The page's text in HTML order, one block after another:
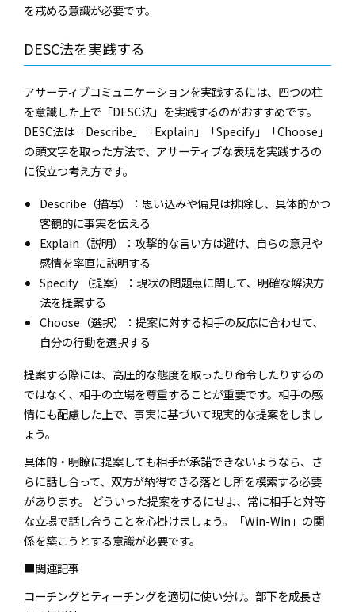
を戒める意識が必要です。
DESC法を実践する
アサーティブコミュニケーションを実践するには、四つの柱
を意識した上で「DESC法」を実践するのがおすすめです。
DESC法は「Describe」「Explain」「Specify」「Choose」
の頭文字を取った方法で、アサーティブな表現を実践するの
に役立つ考え方です。
Describe（描写）：思い込みや偏見は排除し、具体的かつ
客観的に事実を伝える
Explain（説明）：攻撃的な言い方は避け、自らの意見や
感情を率直に説明する
Specify （提案）：現状の問題点に関して、明確な解決方
法を提案する
Choose（選択）：提案に対する相手の反応に合わせて、
自分の行動を選択する
提案する際には、高圧的な態度を取ったり命令したりするの
ではなく、相手の立場を尊重することが重要です。相手の感
情にも配慮した上で、事実に基づいて現実的な提案をしまし
ょう。
具体的・明瞭に提案しても相手が承諾できないようなら、さ
らに話し合って、双方が納得できる落とし所を模索する必要
があります。 どういった提案をするにせよ、常に相手と対等
な立場で話し合うことを心掛けましょう。「Win-Win」の関
係を築こうとする意識が必要です。
■関連記事
コーチングとティーチングを適切に使い分け。部下を成長さ